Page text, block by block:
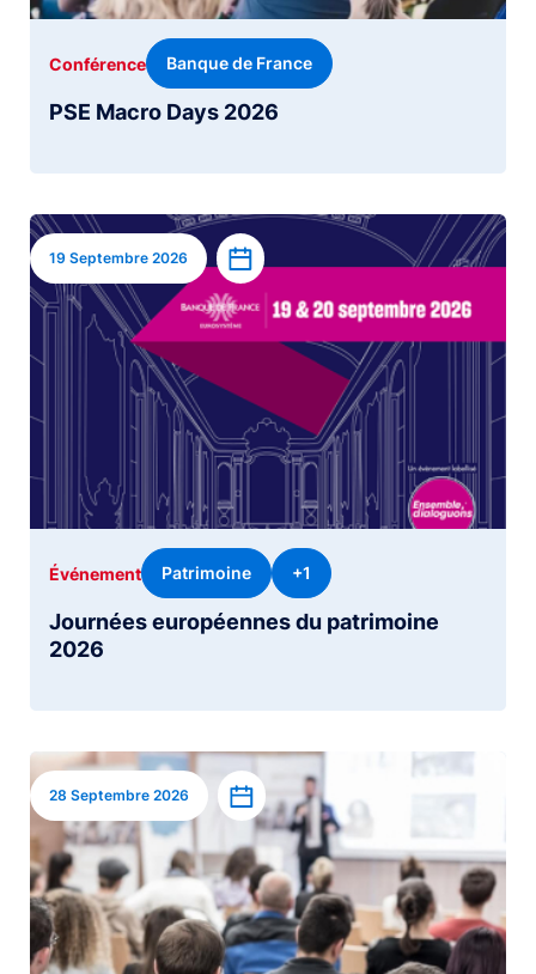
PSE Macro Days 2026
Conférence Banque de France
Image
19 Septembre 2026 Ajouter à l’agenda
Journées européennes du patrimoine
2026
Événement Patrimoine +1
Image
28 Septembre 2026 Ajouter à l’agenda